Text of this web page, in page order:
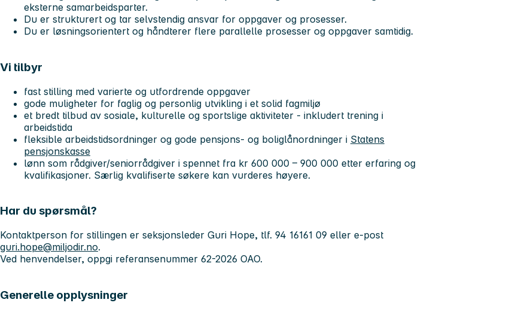
eksterne samarbeidsparter.
Du er strukturert og tar selvstendig ansvar for oppgaver og prosesser.
Du er løsningsorientert og håndterer flere parallelle prosesser og oppgaver samtidig.
Vi tilbyr
fast stilling med varierte og utfordrende oppgaver
gode muligheter for faglig og personlig utvikling i et solid fagmiljø
et bredt tilbud av sosiale, kulturelle og sportslige aktiviteter - inkludert trening i
arbeidstida
fleksible arbeidstidsordninger og gode pensjons- og boliglånordninger i Statens
pensjonskasse
lønn som rådgiver/seniorrådgiver i spennet fra kr 600 000 – 900 000 etter erfaring og
kvalifikasjoner. Særlig kvalifiserte søkere kan vurderes høyere.
Har du spørsmål?
Kontaktperson for stillingen er seksjonsleder Guri Hope, tlf. 94 16161 09 eller e-post
guri.hope@miljodir.no.
Ved henvendelser, oppgi referansenummer 62-2026 OAO.
Generelle opplysninger